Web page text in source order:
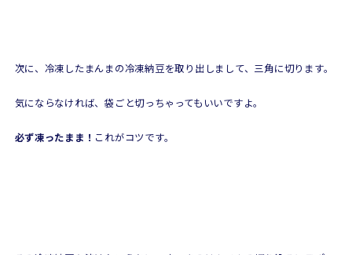
次に、冷凍したまんまの冷凍納豆を取り出しまして、三角に切ります。
気にならなければ、袋ごと切っちゃってもいいですよ。
必ず凍ったまま！ これがコツです。